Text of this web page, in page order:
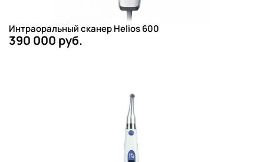
Интраоральный сканер Helios 600
390 000 руб.